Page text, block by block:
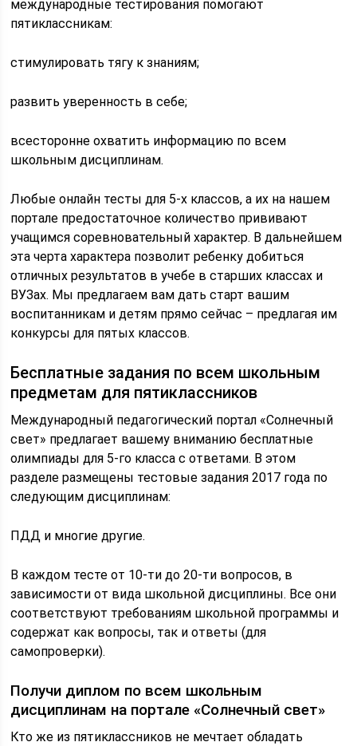
международные тестирования помогают
пятиклассникам:
стимулировать тягу к знаниям;
развить уверенность в себе;
всесторонне охватить информацию по всем
школьным дисциплинам.
Любые онлайн тесты для 5-х классов, а их на нашем
портале предостаточное количество прививают
учащимся соревновательный характер. В дальнейшем
эта черта характера позволит ребенку добиться
отличных результатов в учебе в старших классах и
ВУЗах. Мы предлагаем вам дать старт вашим
воспитанникам и детям прямо сейчас – предлагая им
конкурсы для пятых классов.
Бесплатные задания по всем школьным
предметам для пятиклассников
Международный педагогический портал «Солнечный
свет» предлагает вашему вниманию бесплатные
олимпиады для 5-го класса с ответами. В этом
разделе размещены тестовые задания 2017 года по
следующим дисциплинам:
ПДД и многие другие.
В каждом тесте от 10-ти до 20-ти вопросов, в
зависимости от вида школьной дисциплины. Все они
соответствуют требованиям школьной программы и
содержат как вопросы, так и ответы (для
самопроверки).
Получи диплом по всем школьным
дисциплинам на портале «Солнечный свет»
Кто же из пятиклассников не мечтает обладать